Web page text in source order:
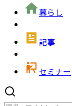
暮らし
記事
セミナー